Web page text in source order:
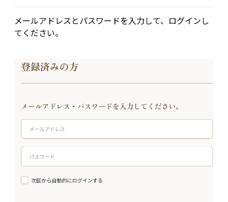
メールアドレスとパスワードを入力して、ログインし
てください。